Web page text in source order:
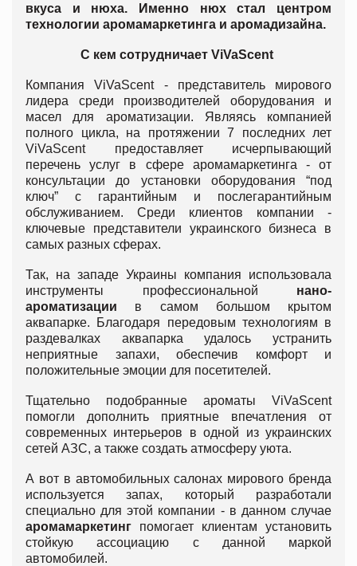
вкуса и нюха. Именно нюх стал центром
технологии аромамаркетинга и аромадизайна.
С кем сотрудничает ViVaScent
Компания ViVaScent - представитель мирового
лидера среди производителей оборудования и
масел для ароматизации. Являясь компанией
полного цикла, на протяжении 7 последних лет
ViVaScent предоставляет исчерпывающий
перечень услуг в сфере аромамаркетинга - от
консультации до установки оборудования “под
ключ” с гарантийным и послегарантийным
обслуживанием. Среди клиентов компании -
ключевые представители украинского бизнеса в
самых разных сферах.
Так, на западе Украины компания использовала
инструменты профессиональной нано-
ароматизации в самом большом крытом
аквапарке. Благодаря передовым технологиям в
раздевалках аквапарка удалось устранить
неприятные запахи, обеспечив комфорт и
положительные эмоции для посетителей.
Тщательно подобранные ароматы ViVaScent
помогли дополнить приятные впечатления от
современных интерьеров в одной из украинских
сетей АЗС, а также создать атмосферу уюта.
А вот в автомобильных салонах мирового бренда
используется запах, который разработали
специально для этой компании - в данном случае
аромамаркетинг помогает клиентам установить
стойкую ассоциацию с данной маркой
автомобилей.